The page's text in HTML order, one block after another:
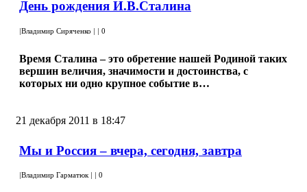
День рождения И.В.Сталина
|Владимир Сиряченко | | 0
Время Сталина – это обретение нашей Родиной таких
вершин величия, значимости и достоинства, с
которых ни одно крупное событие в…
21 декабря 2011 в 18:47
Мы и Россия – вчера, сегодня, завтра
Владимир Гарматюк 0